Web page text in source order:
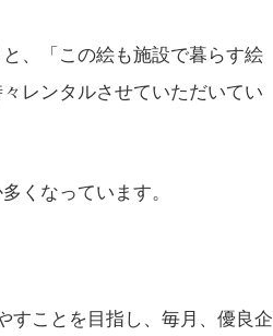
、「この絵も施設で暮らす絵
レンタルさせていただいてい
くなっています。
すことを目指し、毎月、優良企